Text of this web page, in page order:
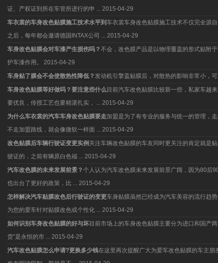
证、产权证到所在车管所进行的申 ... 2015-04-29
车衣裳的车身改色贴膜施工技术水平到 车衣裳车身改色贴膜施工技术不仅完全源
之后，每年都会邀请德国INTAX公司 ... 2015-04-29
车身改色贴膜会对车漆产生损伤吗？不会，改色膜产品是以物理覆盖的形式贴附
护车漆作用。
2015-04-29
车身贴了膜会不会使散热性降低？发动机引擎盖贴膜后，对散热的影响非常小，
车身改色贴膜等好做吗？要注意些什么目前汽车改色贴膜比较新一些，私家车越
要优良，传授工艺也要精湛扎实， ... 2015-04-29
为什么车衣裳的汽车车身改色贴膜要走加盟是为了有专业的服务与统一的管理，
不走加盟路线，就会像微软一样面 ... 2015-04-29
改色贴膜后车辆行驶证变更实例 关注车辆改色贴膜的车友同时更关注的肯定就是
驶证的，之前有辆原白色福 ... 2015-04-29
汽车改色膜的未来发展前景？个人认为汽车改色膜未来发展前景广阔，因为80后
也出台了更好的政策，比 ... 2015-04-29
怎样解决汽车贴膜改色后行驶证的变更车身贴膜虽然已经成为汽车美容的流行趋
为您的爱车针对贴膜改色或个性化 ... 2015-04-29
如何识别车身改色贴膜的好与坏目前市场上的车身改色贴膜主要分为进口和国产
货”是永恒的市 ... 2015-04-29
汽车改色贴膜怎么申请?更换多少钱在这里再次提醒广大为爱车改色贴膜的车主